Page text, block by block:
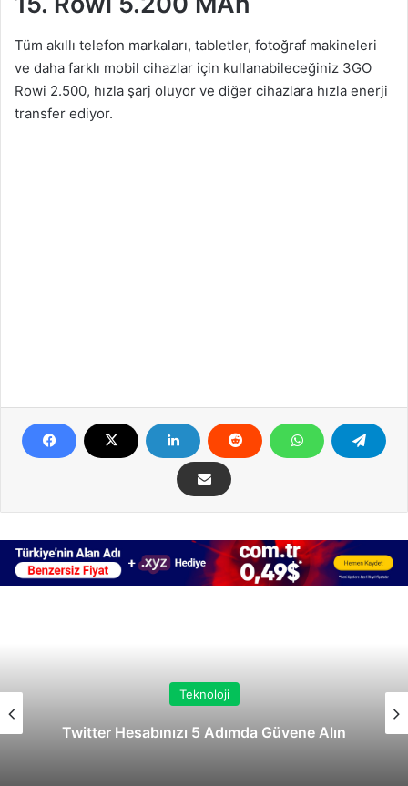
Tüm akıllı telefon markaları, tabletler, fotoğraf makineleri
ve daha farklı mobil cihazlar için kullanabileceğiniz 3GO
Rowi 2.500, hızla şarj oluyor ve diğer cihazlara hızla enerji
transfer ediyor.
Teknoloji
Twitter Hesabınızı 5 Adımda Güvene Alın